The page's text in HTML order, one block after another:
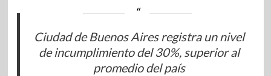
Ciudad de Buenos Aires registra un nivel
de incumplimiento del 30%, superior al
promedio del país